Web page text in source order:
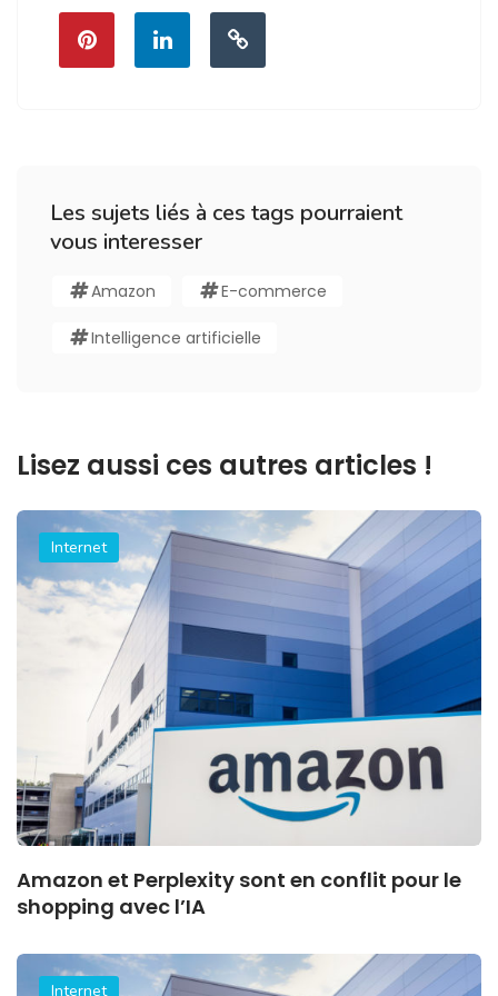
Les sujets liés à ces tags pourraient
vous interesser
Amazon E-commerce
Intelligence artificielle
Lisez aussi ces autres articles !
Internet
Amazon et Perplexity sont en conflit pour le
shopping avec l’IA
Internet